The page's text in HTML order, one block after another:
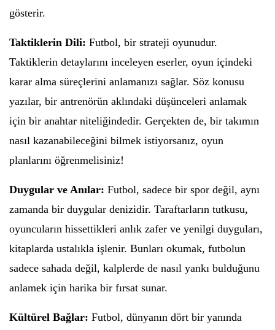
gösterir.
Taktiklerin Dili: Futbol, bir strateji oyunudur.
Taktiklerin detaylarını inceleyen eserler, oyun içindeki
karar alma süreçlerini anlamanızı sağlar. Söz konusu
yazılar, bir antrenörün aklındaki düşünceleri anlamak
için bir anahtar niteliğindedir. Gerçekten de, bir takımın
nasıl kazanabileceğini bilmek istiyorsanız, oyun
planlarını öğrenmelisiniz!
Duygular ve Anılar: Futbol, sadece bir spor değil, aynı
zamanda bir duygular denizidir. Taraftarların tutkusu,
oyuncuların hissettikleri anlık zafer ve yenilgi duyguları,
kitaplarda ustalıkla işlenir. Bunları okumak, futbolun
sadece sahada değil, kalplerde de nasıl yankı bulduğunu
anlamek için harika bir fırsat sunar.
Kültürel Bağlar: Futbol, dünyanın dört bir yanında